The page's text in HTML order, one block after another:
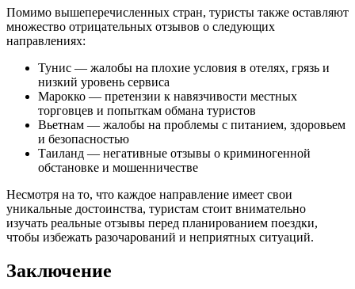
Помимо вышеперечисленных стран, туристы также оставляют
множество отрицательных отзывов о следующих
направлениях:
Тунис — жалобы на плохие условия в отелях, грязь и
низкий уровень сервиса
Марокко — претензии к навязчивости местных
торговцев и попыткам обмана туристов
Вьетнам — жалобы на проблемы с питанием, здоровьем
и безопасностью
Таиланд — негативные отзывы о криминогенной
обстановке и мошенничестве
Несмотря на то, что каждое направление имеет свои
уникальные достоинства, туристам стоит внимательно
изучать реальные отзывы перед планированием поездки,
чтобы избежать разочарований и неприятных ситуаций.
Заключение